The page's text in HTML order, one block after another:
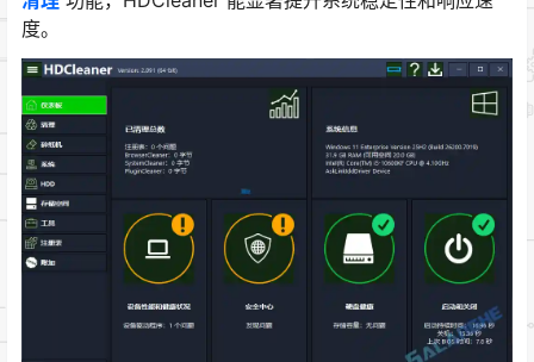
度。